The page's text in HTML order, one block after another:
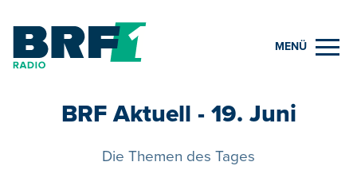
MENÜ
BRF Aktuell - 19. Juni
Die Themen des Tages